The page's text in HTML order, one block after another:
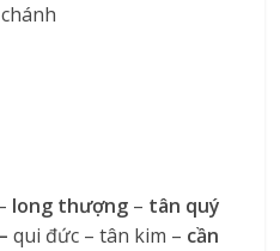
long thượng – tân quý
qui đức – tân kim – cần